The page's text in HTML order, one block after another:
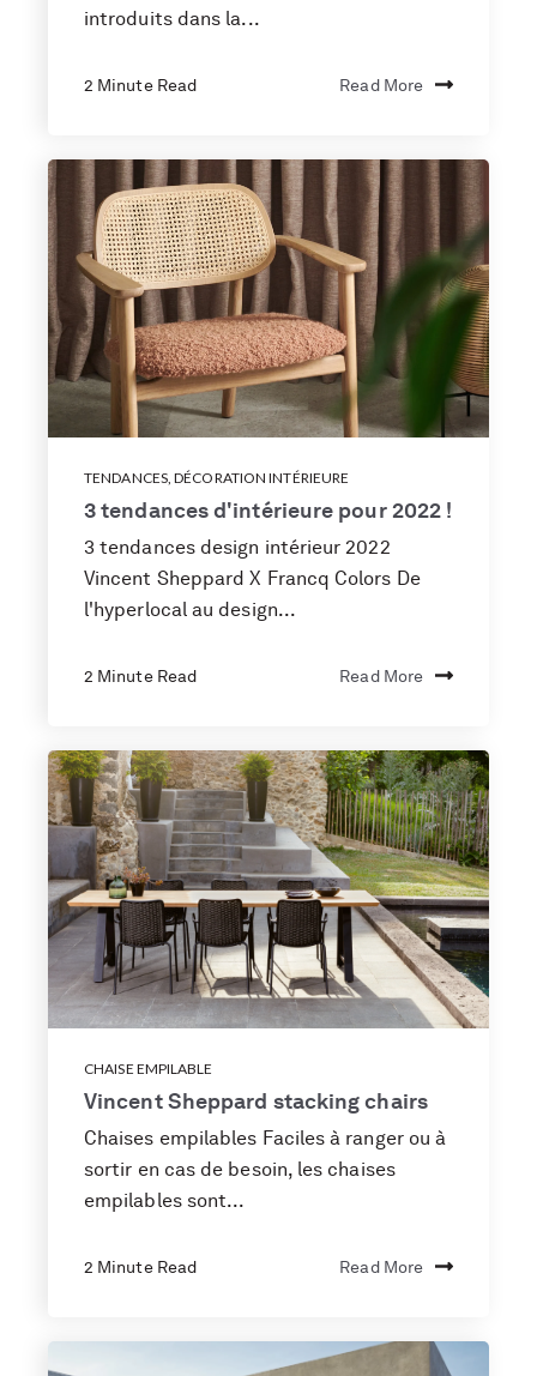
introduits dans la...
2 Minute Read Read More
TENDANCES,DÉCORATION INTÉRIEURE
3 tendances d'intérieure pour 2022 !
3 tendances design intérieur 2022
Vincent Sheppard X Francq Colors De
l'hyperlocal au design...
2 Minute Read Read More
CHAISE EMPILABLE
Vincent Sheppard stacking chairs
Chaises empilables Faciles à ranger ou à
sortir en cas de besoin, les chaises
empilables sont...
2 Minute Read Read More